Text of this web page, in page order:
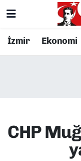
İzmir Ekonomi
CHP
Resmi İlanlar
EKONOMİ
Konak
Süper Lig
Tüm